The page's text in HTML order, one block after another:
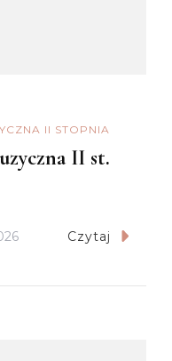
II STOPNIA
II st.
Czytaj